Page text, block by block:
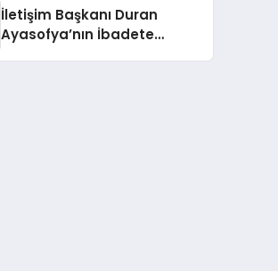
İletişim Başkanı Duran
Ayasofya’nın İbadete